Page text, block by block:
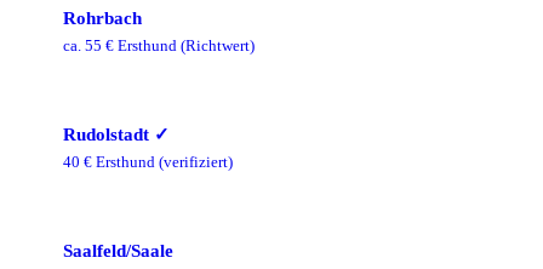
Rohrbach
ca. 55 € Ersthund (Richtwert)
Rudolstadt ✓
40 € Ersthund (verifiziert)
Saalfeld/Saale